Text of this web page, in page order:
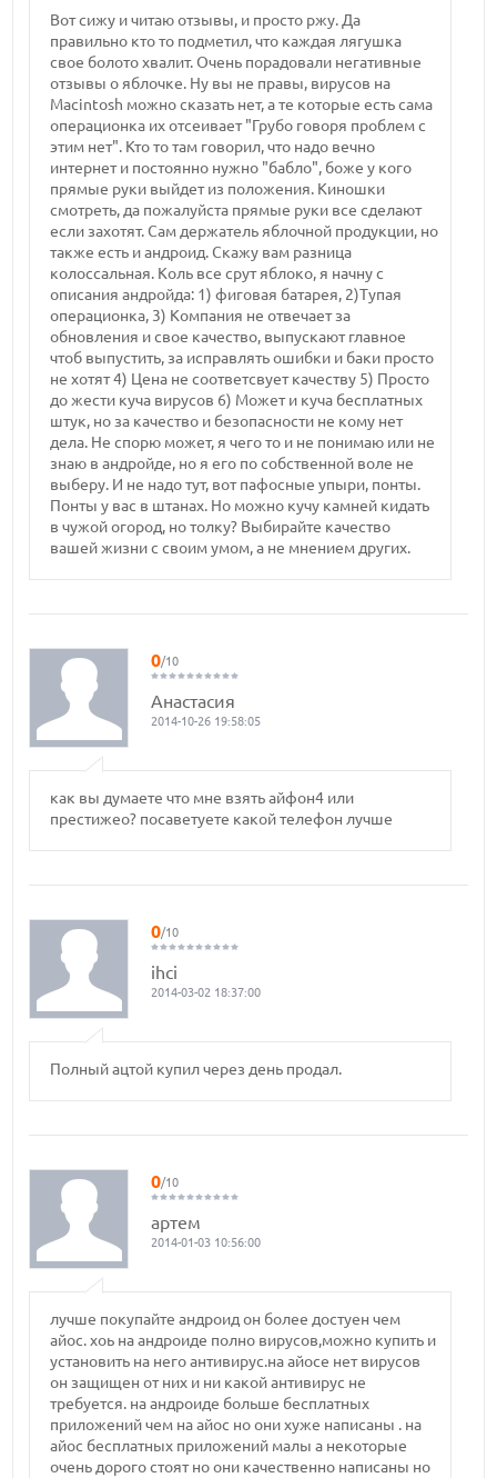
Вот сижу и читаю отзывы, и просто ржу. Да
правильно кто то подметил, что каждая лягушка
свое болото хвалит. Очень порадовали негативные
отзывы о яблочке. Ну вы не правы, вирусов на
Macintosh можно сказать нет, а те которые есть сама
операционка их отсеивает "Грубо говоря проблем с
этим нет". Кто то там говорил, что надо вечно
интернет и постоянно нужно "бабло", боже у кого
прямые руки выйдет из положения. Киношки
смотреть, да пожалуйста прямые руки все сделают
если захотят. Сам держатель яблочной продукции, но
также есть и андроид. Скажу вам разница
колоссальная. Коль все срут яблоко, я начну с
описания андройда: 1) фиговая батарея, 2)Тупая
операционка, 3) Компания не отвечает за
обновления и свое качество, выпускают главное
чтоб выпустить, за исправлять ошибки и баки просто
не хотят 4) Цена не соответсвует качеству 5) Просто
до жести куча вирусов 6) Может и куча бесплатных
штук, но за качество и безопасности не кому нет
дела. Не спорю может, я чего то и не понимаю или не
знаю в андройде, но я его по собственной воле не
выберу. И не надо тут, вот пафосные упыри, понты.
Понты у вас в штанах. Но можно кучу камней кидать
в чужой огород, но толку? Выбирайте качество
вашей жизни с своим умом, а не мнением других.
0/10
Анастасия
2014-10-26 19:58:05
как вы думаете что мне взять айфон4 или
престижео? посаветуете какой телефон лучше
0/10
ihci
2014-03-02 18:37:00
Полный ацтой купил через день продал.
0/10
артем
2014-01-03 10:56:00
лучше покупайте андроид он более достуен чем
айос. хоь на андроиде полно вирусов,можно купить и
установить на него антивирус.на айосе нет вирусов
он защищен от них и ни какой антивирус не
требуется. на андроиде больше бесплатных
приложений чем на айос но они хуже написаны . на
айос бесплатных приложений малы а некоторые
очень дорого стоят но они качественно написаны но